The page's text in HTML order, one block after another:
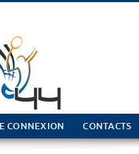
CONNEXION CONTACTS